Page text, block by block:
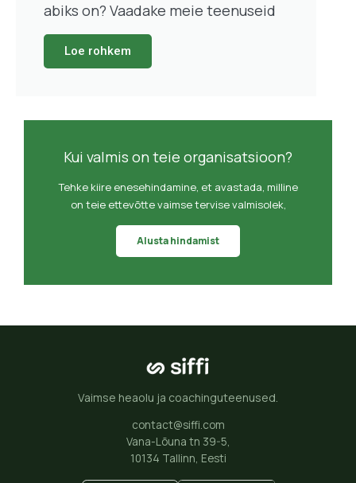
abiks on? Vaadake meie teenuseid
Loe rohkem
Kui valmis on teie organisatsioon?
Tehke kiire enesehindamine, et avastada, milline
on teie ettevõtte vaimse tervise valmisolek,
Alusta hindamist
Vaimse heaolu ja coachinguteenused.
contact@siffi.com
Vana-Lõuna tn 39-5,
10134 Tallinn, Eesti